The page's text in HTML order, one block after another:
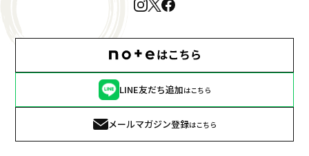
LINE友だち追加はこちら
メールマガジン登録はこちら